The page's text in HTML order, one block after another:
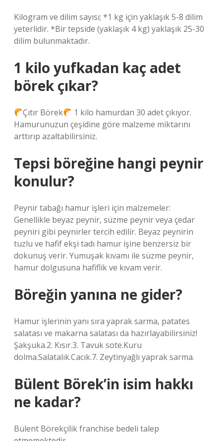
Kilogram ve dilim sayısı; *1 kg için yaklaşık 5-8 dilim
yeterlidir. *Bir tepside (yaklaşık 4 kg) yaklaşık 25-30
dilim bulunmaktadır.
1 kilo yufkadan kaç adet
börek çıkar?
Çıtır Börek
1 kilo hamurdan 30 adet çıkıyor.
Hamurunuzun çeşidine göre malzeme miktarını
arttırıp azaltabilirsiniz.
Tepsi böreğine hangi peynir
konulur?
Peynir tabağı hamur işleri için malzemeler:
Genellikle beyaz peynir, süzme peynir veya çedar
peyniri gibi peynirler tercih edilir. Beyaz peynirin
tuzlu ve hafif ekşi tadı hamur işine benzersiz bir
dokunuş verir. Yumuşak kıvamı ile süzme peynir,
hamur dolgusuna hafiflik ve kıvam verir.
Böreğin yanına ne gider?
Hamur işlerinin yanı sıra yaprak sarma, patates
salatası ve makarna salatası da hazırlayabilirsiniz!
Şakşuka.2. Kısır.3. Tavuk sote.Kuru
dolma.Salatalık.Cacık.7. Zeytinyağlı yaprak sarma.
Bülent Börek’in isim hakkı
ne kadar?
Bülent Börekçilik franchise bedeli talep